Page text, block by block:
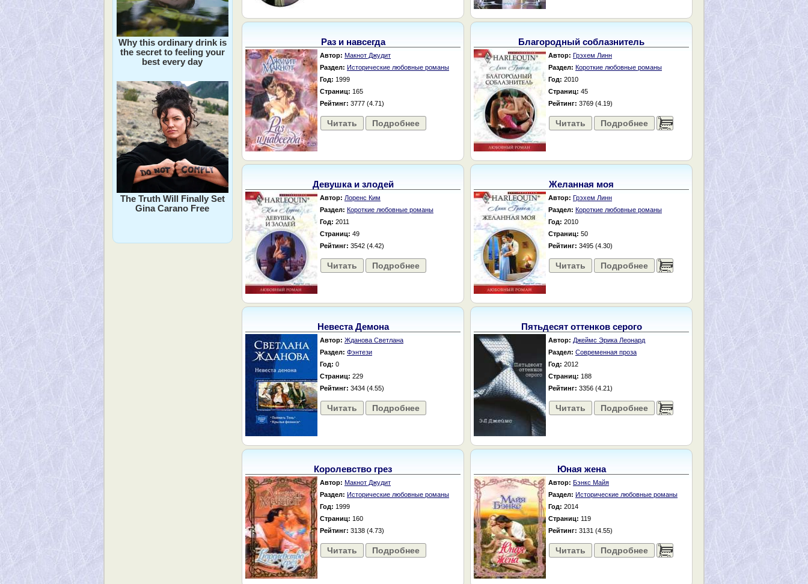
Why this ordinary drink is
the secret to feeling your
best every day
The Truth Will Finally Set
Gina Carano Free
Раз и навсегда
Автор: Макнот Джудит
Раздел: Исторические любовные романы
Год: 1999
Страниц: 165
Рейтинг: 3777 (4.71)
Читать Подробнее
Благородный соблазнитель
Автор: Грэхем Линн
Раздел: Короткие любовные романы
Год: 2010
Страниц: 45
Рейтинг: 3769 (4.19)
Читать Подробнее ......
Девушка и злодей
Автор: Лоренс Ким
Раздел: Короткие любовные романы
Год: 2011
Страниц: 49
Рейтинг: 3542 (4.42)
Читать Подробнее
Желанная моя
Автор: Грэхем Линн
Раздел: Короткие любовные романы
Год: 2010
Страниц: 50
Рейтинг: 3495 (4.30)
Читать Подробнее ......
Невеста Демона
Автор: Жданова Светлана
Раздел: Фэнтези
Год: 0
Страниц: 229
Рейтинг: 3434 (4.55)
Читать Подробнее
Пятьдесят оттенков серого
Автор: Джеймс Эрика Леонард
Раздел: Современная проза
Год: 2012
Страниц: 188
Рейтинг: 3356 (4.21)
Читать Подробнее ......
Королевство грез
Автор: Макнот Джудит
Раздел: Исторические любовные романы
Год: 1999
Страниц: 160
Рейтинг: 3138 (4.73)
Читать Подробнее
Юная жена
Автор: Бэнкс Майя
Раздел: Исторические любовные романы
Год: 2014
Страниц: 119
Рейтинг: 3131 (4.55)
Читать Подробнее ......